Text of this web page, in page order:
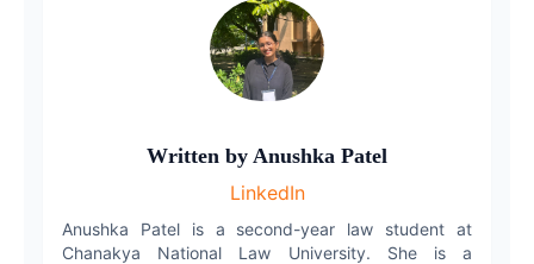
WhatsApp
Written by Anushka Patel
LinkedIn
Anushka Patel is a second-year law student at
Chanakya National Law University. She is a